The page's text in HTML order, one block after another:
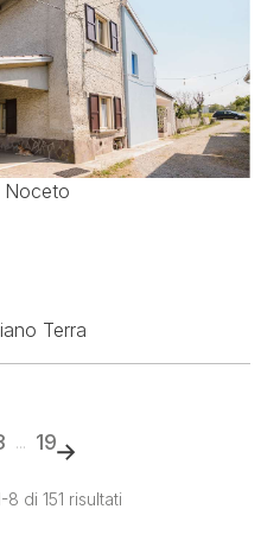
Noceto
Terra
... 19
di 151 risultati